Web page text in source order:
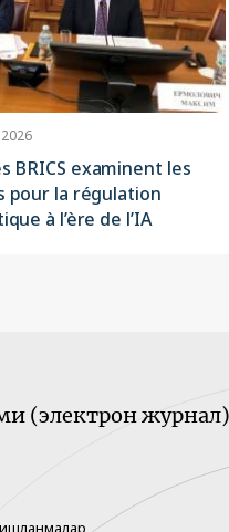
BRICS examinent les
pour la régulation
à l’ère de l’IA
(электрон журнал)